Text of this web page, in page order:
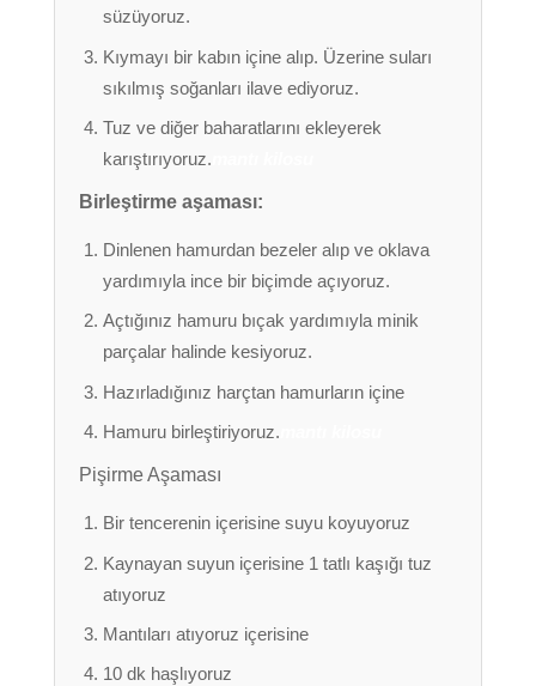
süzüyoruz.
Kıymayı bir kabın içine alıp. Üzerine suları
sıkılmış soğanları ilave ediyoruz.
Tuz ve diğer baharatlarını ekleyerek
karıştırıyoruz.
Birleştirme aşaması:
Dinlenen hamurdan bezeler alıp ve oklava
yardımıyla ince bir biçimde açıyoruz.
Açtığınız hamuru bıçak yardımıyla minik
parçalar halinde kesiyoruz.
Hazırladığınız harçtan hamurların içine
Hamuru birleştiriyoruz.
Pişirme Aşaması
Bir tencerenin içerisine suyu koyuyoruz
Kaynayan suyun içerisine 1 tatlı kaşığı tuz
atıyoruz
Mantıları atıyoruz içerisine
10 dk haşlıyoruz